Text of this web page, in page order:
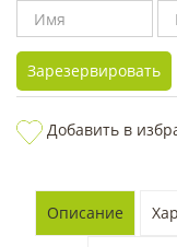
Зарезервировать
Добавить в
Описание